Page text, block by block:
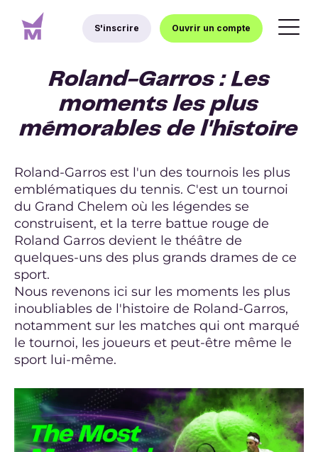
S'inscrire Ouvrir un compte
Roland-Garros : Les
moments les plus
mémorables de l'histoire
Roland-Garros est l'un des tournois les plus
emblématiques du tennis. C'est un tournoi
du Grand Chelem où les légendes se
construisent, et la terre battue rouge de
Roland Garros devient le théâtre de
quelques-uns des plus grands drames de ce
sport.
Nous revenons ici sur les moments les plus
inoubliables de l'histoire de Roland-Garros,
notamment sur les matches qui ont marqué
le tournoi, les joueurs et peut-être même le
sport lui-même.